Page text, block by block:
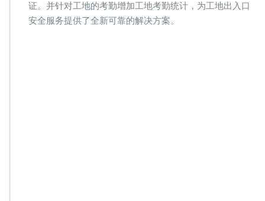
证。并针对工地的考勤增加工地考勤统计，为工地出入口
安全服务提供了全新可靠的解决方案。